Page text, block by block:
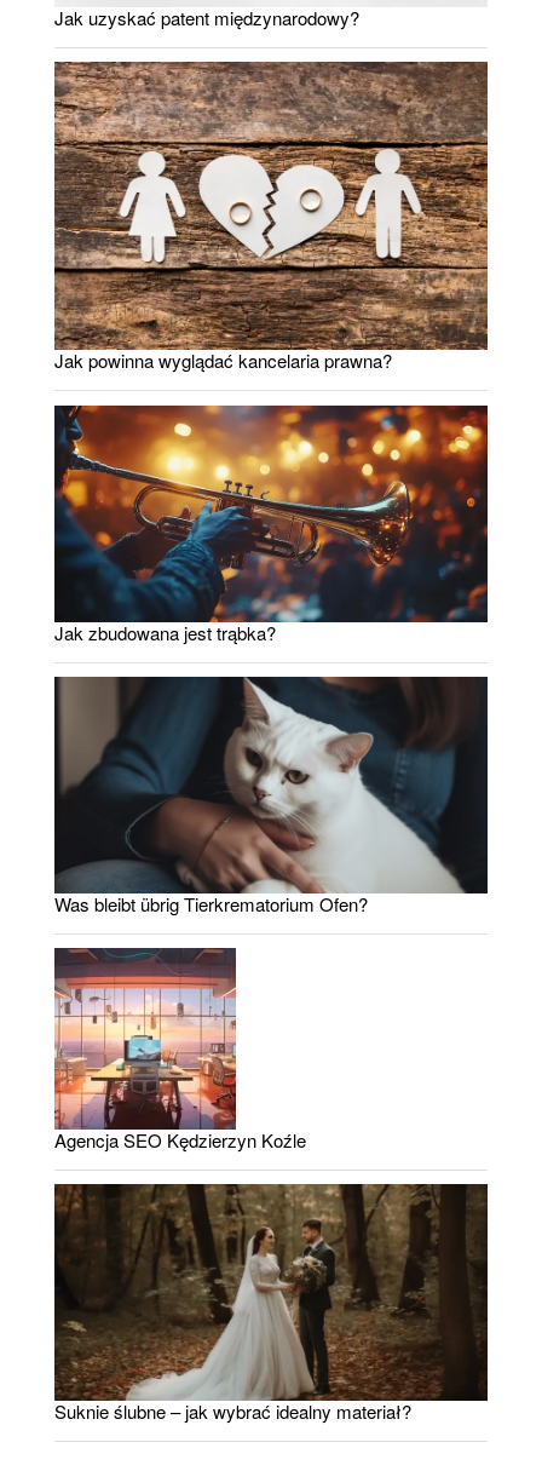
Jak uzyskać patent międzynarodowy?
Jak powinna wyglądać kancelaria prawna?
Jak zbudowana jest trąbka?
Was bleibt übrig Tierkrematorium Ofen?
Agencja SEO Kędzierzyn Koźle
Suknie ślubne – jak wybrać idealny materiał?